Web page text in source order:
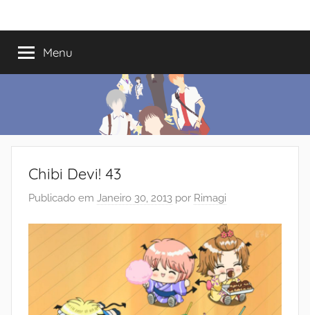
paraMundo
do
anos
a
romances
Menu
Chibi Devi! 43
Publicado em Janeiro 30, 2013 por Rimagi